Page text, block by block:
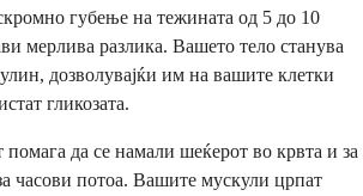
губење на тежината од 5 до 10
мерлива разлика. Вашето тело станува
дозволувајќи им на вашите клетки
гликозата.
да се намали шеќерот во крвта и за
часови потоа. Вашите мускули црпат